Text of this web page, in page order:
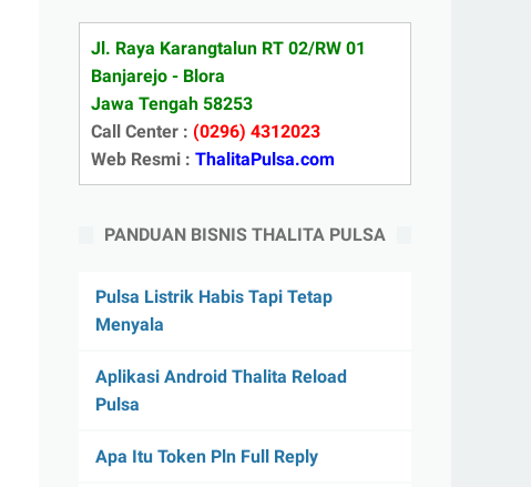
Jl. Raya Karangtalun RT 02/RW 01
Banjarejo - Blora
Jawa Tengah 58253
Call Center : (0296) 4312023
Web Resmi : ThalitaPulsa.com
PANDUAN BISNIS THALITA PULSA
Pulsa Listrik Habis Tapi Tetap
Menyala
Aplikasi Android Thalita Reload
Pulsa
Apa Itu Token Pln Full Reply